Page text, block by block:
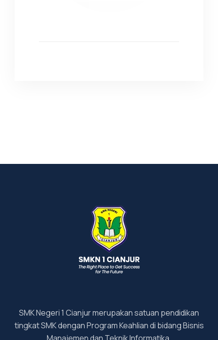
SMK Negeri 1 Cianjur merupakan satuan pendidikan
tingkat SMK dengan Program Keahlian di bidang Bisnis